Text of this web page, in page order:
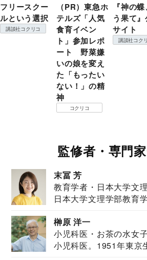
フリースクー
ルという選択
講談社コクリコ
（PR）東急ホ
テルズ「人気
食育イベン
ト」参加レポ
ート 野菜嫌
いの娘を変え
た「もったい
ない！」の精
神
コクリコ
『神の
う果て
サイト
講談社コク
監修者・専門
末冨 芳
教育学者・日本大学文
日本大学文理学部教育
榊原 洋一
小児科医・お茶の水女
小児科医。1951年東京